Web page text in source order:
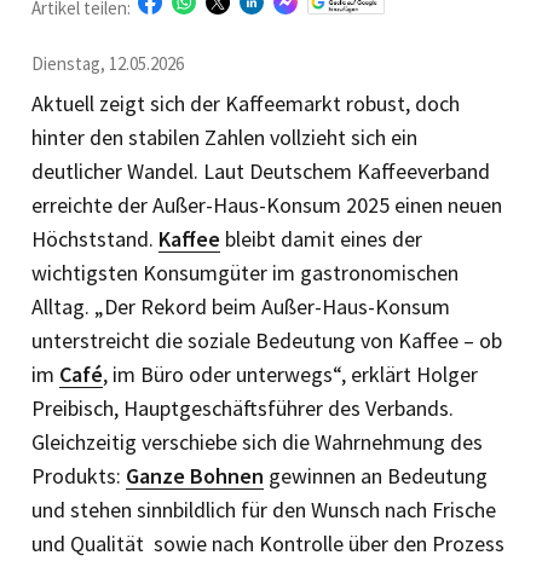
Dienstag, 12.05.2026
Artikel teilen:
Aktuell zeigt sich der Kaffeemarkt robust, doch
hinter den stabilen Zahlen vollzieht sich ein
deutlicher Wandel. Laut Deutschem Kaffeeverband
erreichte der Außer-Haus-Konsum 2025 einen neuen
Höchststand. Kaffee bleibt damit eines der
wichtigsten Konsumgüter im gastronomischen
Alltag. „Der Rekord beim Außer-Haus-Konsum
unterstreicht die soziale Bedeutung von Kaffee – ob
im Café, im Büro oder unterwegs“, erklärt Holger
Preibisch, Hauptgeschäftsführer des Verbands.
Gleichzeitig verschiebe sich die Wahrnehmung des
Produkts: Ganze Bohnen gewinnen an Bedeutung
und stehen sinnbildlich für den Wunsch nach Frische
und Qualität sowie nach Kontrolle über den Prozess